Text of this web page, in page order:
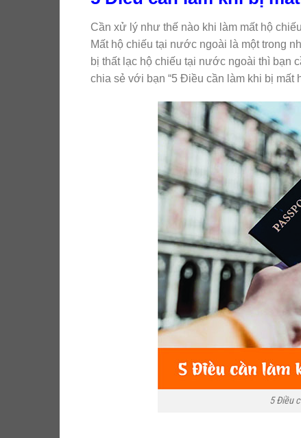
Cần xử lý như thế nào khi làm mất hộ
Mất hộ chiếu tại nước ngoài là một trong
bị thất lạc hộ chiếu tại nước ngoài thì bạn
chia sẻ với bạn “5 Điều cần làm khi bị mất
5 Điều